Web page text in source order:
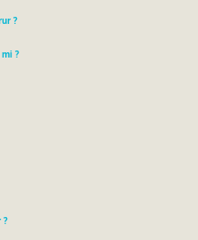
?
?
?